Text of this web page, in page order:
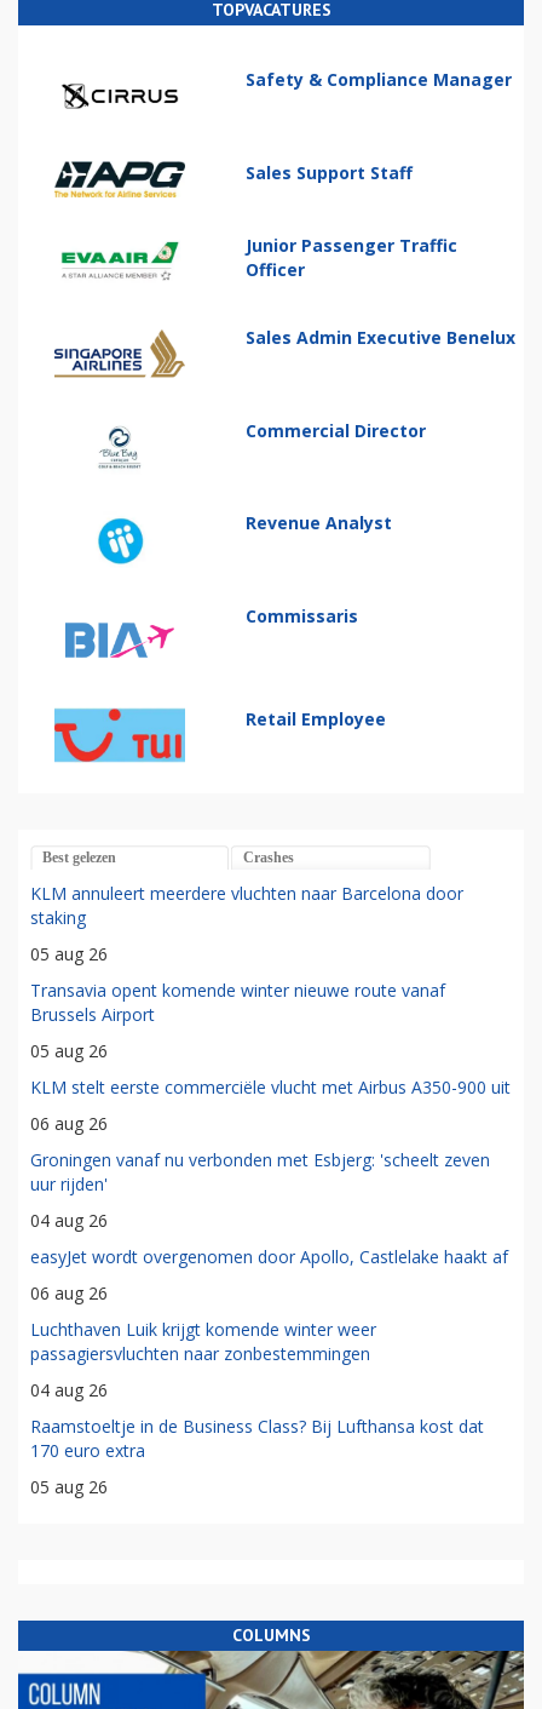
TOPVACATURES
Safety & Compliance Manager
Sales Support Staff
Junior Passenger Traffic
Officer
Sales Admin Executive Benelux
Commercial Director
Revenue Analyst
Commissaris
Retail Employee
Best gelezen Crashes
KLM annuleert meerdere vluchten naar Barcelona door
staking
05 aug 26
Transavia opent komende winter nieuwe route vanaf
Brussels Airport
05 aug 26
KLM stelt eerste commerciële vlucht met Airbus A350-900 uit
06 aug 26
Groningen vanaf nu verbonden met Esbjerg: 'scheelt zeven
uur rijden'
04 aug 26
easyJet wordt overgenomen door Apollo, Castlelake haakt af
06 aug 26
Luchthaven Luik krijgt komende winter weer
passagiersvluchten naar zonbestemmingen
04 aug 26
Raamstoeltje in de Business Class? Bij Lufthansa kost dat
170 euro extra
05 aug 26
COLUMNS